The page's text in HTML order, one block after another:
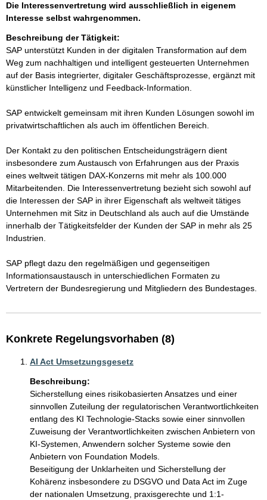
Die Interessenvertretung wird ausschließlich in eigenem
Interesse selbst wahrgenommen.
Beschreibung der Tätigkeit:
SAP unterstützt Kunden in der digitalen Transformation auf dem
Weg zum nachhaltigen und intelligent gesteuerten Unternehmen
auf der Basis integrierter, digitaler Geschäftsprozesse, ergänzt mit
künstlicher Intelligenz und Feedback-Information.
SAP entwickelt gemeinsam mit ihren Kunden Lösungen sowohl im
privatwirtschaftlichen als auch im öffentlichen Bereich.
Der Kontakt zu den politischen Entscheidungsträgern dient
insbesondere zum Austausch von Erfahrungen aus der Praxis
eines weltweit tätigen DAX-Konzerns mit mehr als 100.000
Mitarbeitenden. Die Interessenvertretung bezieht sich sowohl auf
die Interessen der SAP in ihrer Eigenschaft als weltweit tätiges
Unternehmen mit Sitz in Deutschland als auch auf die Umstände
innerhalb der Tätigkeitsfelder der Kunden der SAP in mehr als 25
Industrien.
SAP pflegt dazu den regelmäßigen und gegenseitigen
Informationsaustausch in unterschiedlichen Formaten zu
Vertretern der Bundesregierung und Mitgliedern des Bundestages.
Konkrete Regelungsvorhaben (8)
AI Act Umsetzungsgesetz
Beschreibung:
Sicherstellung eines risikobasierten Ansatzes und einer
sinnvollen Zuteilung der regulatorischen Verantwortlichkeiten
entlang des KI Technologie-Stacks sowie einer sinnvollen
Zuweisung der Verantwortlichkeiten zwischen Anbietern von
KI-Systemen, Anwendern solcher Systeme sowie den
Anbietern von Foundation Models.
Beseitigung der Unklarheiten und Sicherstellung der
Kohärenz insbesondere zu DSGVO und Data Act im Zuge
der nationalen Umsetzung, praxisgerechte und 1:1-